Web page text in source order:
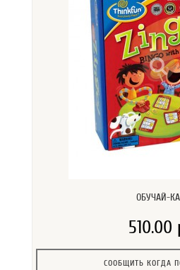
ОБУЧАЙ-КА
510.00
СООБЩИТЬ КОГДА